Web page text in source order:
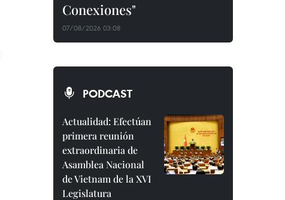
Conexiones"
07/08/2026 03:08
PODCAST
Actualidad: Efectúan
primera reunión
extraordinaria de
Asamblea Nacional
de Vietnam de la XVI
Legislatura